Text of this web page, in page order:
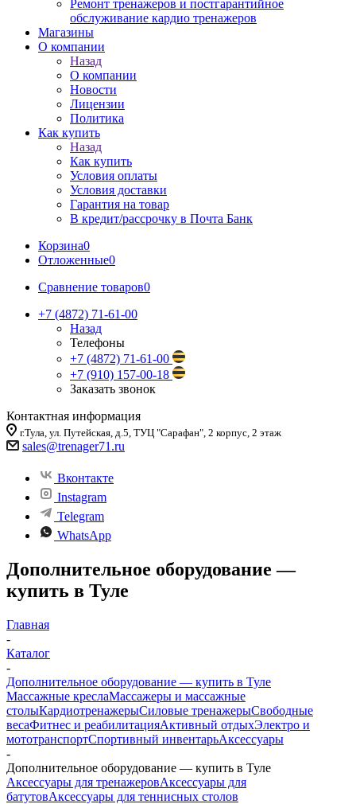
Ремонт тренажеров и постгарантийное
обслуживание кардио тренажеров
Магазины
О компании
Назад
О компании
Новости
Лицензии
Политика
Как купить
Назад
Как купить
Условия оплаты
Условия доставки
Гарантия на товар
В кредит/рассрочку в Почта Банк
Корзина0
Отложенные0
Сравнение товаров0
+7 (4872) 71-61-00
Назад
Телефоны
+7 (4872) 71-61-00
+7 (910) 157-00-18
Заказать звонок
Контактная информация
г.Тула, ул. Путейская, д.5, ТУЦ "Сарафан", 2 корпус, 2 этаж
sales@trenager71.ru
Вконтакте
Instagram
Telegram
WhatsApp
Дополнительное оборудование —
купить в Туле
Главная
-
Каталог
-
Дополнительное оборудование — купить в Туле
Массажные креслаМассажеры и массажные
столыКардиотренажерыСиловые тренажерыСвободные
весаФитнес и реабилитацияАктивный отдыхЭлектро и
мототранспортСпортивный инвентарьАксессуары
-
Дополнительное оборудование — купить в Туле
Аксессуары для тренажеровАксессуары для
батутовАксессуары для теннисных столов